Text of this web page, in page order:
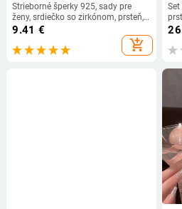
Strieborné šperky 925, sady pre
ženy, srdiečko so zirkónom, prsteň,
náušnice, náhrdelník, svadobné,
elegantné, vianočné, doprava
zdarma
9.41 €
add_shopping_cart
pre